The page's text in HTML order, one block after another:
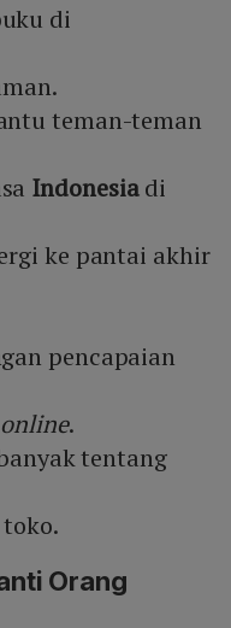
di
teman-teman
Indonesiadi
ke pantai akhir
pencapaian
online.
tentang
Orang